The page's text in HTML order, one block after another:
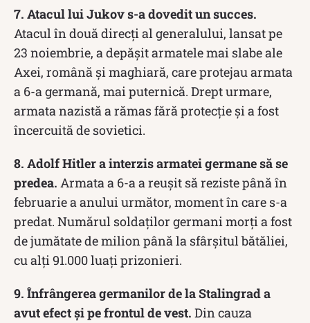
7. Atacul lui Jukov s-a dovedit un succes.
Atacul în două direcți al generalului, lansat pe
23 noiembrie, a depășit armatele mai slabe ale
Axei, română și maghiară, care protejau armata
a 6-a germană, mai puternică. Drept urmare,
armata nazistă a rămas fără protecție și a fost
încercuită de sovietici.
8. Adolf Hitler a interzis armatei germane să se
predea. Armata a 6-a a reușit să reziste până în
februarie a anului următor, moment în care s-a
predat. Numărul soldaților germani morți a fost
de jumătate de milion până la sfârșitul bătăliei,
cu alți 91.000 luați prizonieri.
9. Înfrângerea germanilor de la Stalingrad a
avut efect și pe frontul de vest. Din cauza